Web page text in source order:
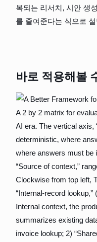
복되는 리서치, 시안 생
를 줄여준다는 식으로
바로 적용해볼